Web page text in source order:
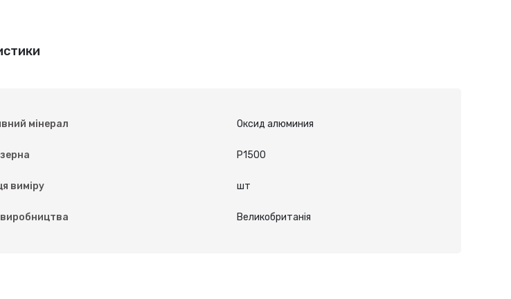
мінерал Оксид алюминия
P1500
виміру шт
виробництва Великобританія